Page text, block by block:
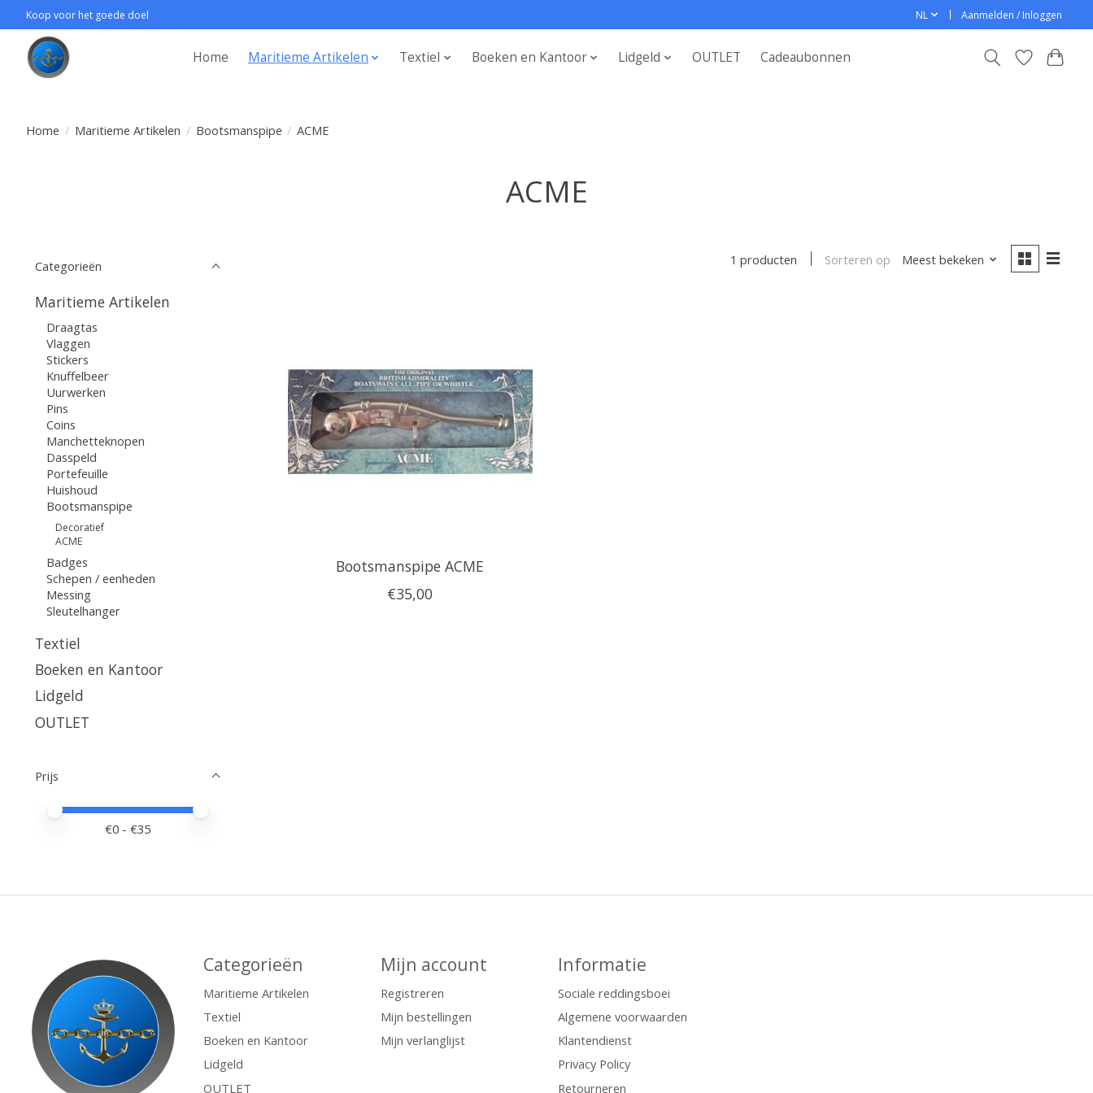
Koop voor het goede doel NL Aanmelden / Inloggen
Home Maritieme Artikelen Textiel Boeken en Kantoor Lidgeld OUTLET Cadeaubonnen
Home / Maritieme Artikelen / Bootsmanspipe / ACME
ACME
Categorieën
Maritieme Artikelen
Draagtas
Vlaggen
Stickers
Knuffelbeer
Uurwerken
Pins
Coins
Manchetteknopen
Dasspeld
Portefeuille
Huishoud
Bootsmanspipe
Decoratief
ACME
Badges
Schepen / eenheden
Messing
Sleutelhanger
Textiel
Boeken en Kantoor
Lidgeld
OUTLET
Prijs
Minimale prijswaarde
Price maximum value
€0 - €35
1 producten Sorteren op Meest bekeken
Bootsmanspipe ACME
€35,00
Categorieën
Maritieme Artikelen
Textiel
Boeken en Kantoor
Lidgeld
OUTLET
Mijn account
Registreren
Mijn bestellingen
Mijn verlanglijst
Informatie
Sociale reddingsboei
Algemene voorwaarden
Klantendienst
Privacy Policy
Retourneren